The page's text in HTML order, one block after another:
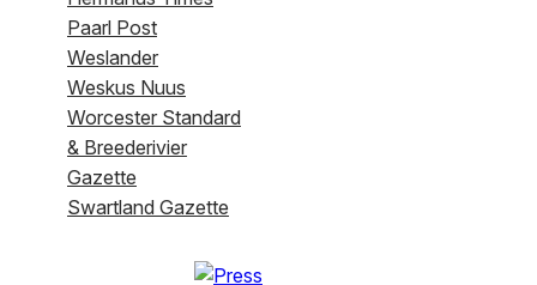
Paarl Post
Weslander
Weskus Nuus
Worcester Standard
& Breederivier
Gazette
Swartland Gazette